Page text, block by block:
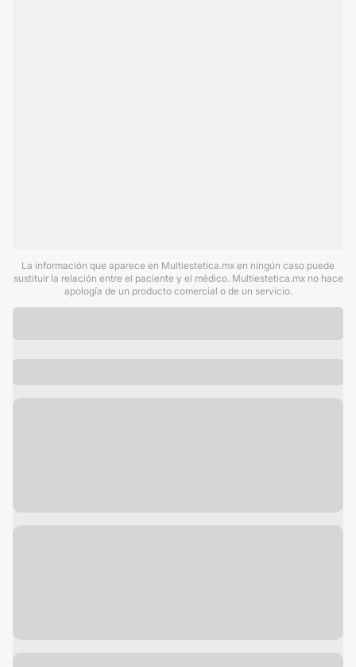
La información que aparece en Multiestetica.mx en ningún caso puede
sustituir la relación entre el paciente y el médico. Multiestetica.mx no hace
apología de un producto comercial o de un servicio.